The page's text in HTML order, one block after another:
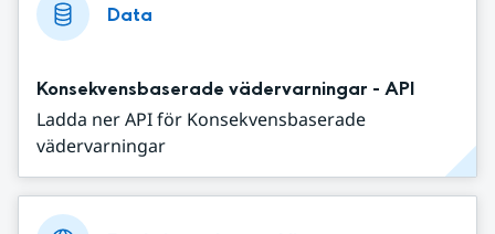
Data
Konsekvensbaserade vädervarningar - API
Ladda ner API för Konsekvensbaserade
vädervarningar